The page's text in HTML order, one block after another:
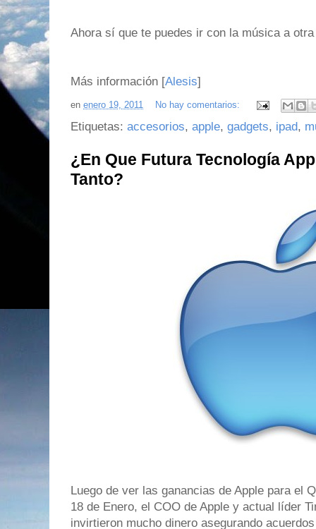
Ahora sí que te puedes ir con la música a
Más información [Alesis]
en enero 19, 2011 No hay comentarios:
Etiquetas: accesorios, apple, gadgets, ipad,
¿En Que Futura Tecnología
Tanto?
Luego de ver las ganancias de Apple para el
18 de Enero, el COO de Apple y actual líder
invirtieron mucho dinero asegurando